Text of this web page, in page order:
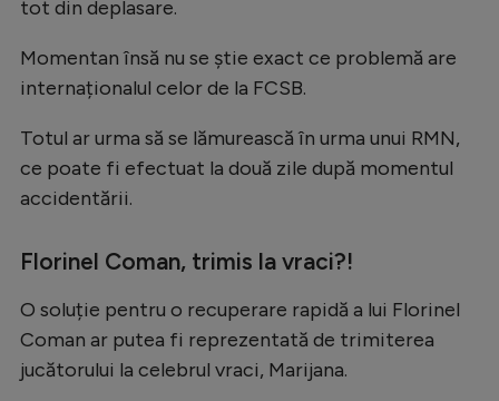
Rugby
Alte sporturi
Intră în cont
tot din deplasare.
Momentan însă nu se știe exact ce problemă are
internaționalul celor de la FCSB.
Totul ar urma să se lămurească în urma unui RMN,
ce poate fi efectuat la două zile după momentul
accidentării.
Florinel Coman, trimis la vraci?!
O soluție pentru o recuperare rapidă a lui Florinel
Coman ar putea fi reprezentată de trimiterea
jucătorului la celebrul vraci, Marijana.